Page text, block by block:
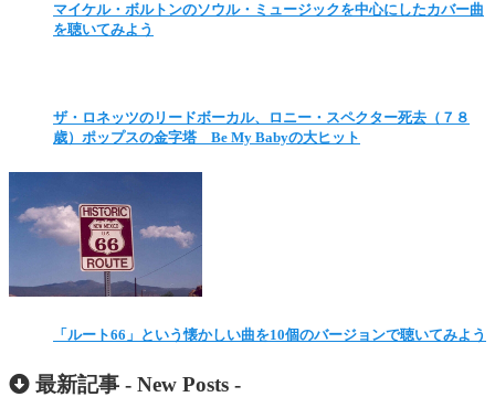
マイケル・ボルトンのソウル・ミュージックを中心にしたカバー曲
を聴いてみよう
ザ・ロネッツのリードボーカル、ロニー・スペクター死去（７８
歳）ポップスの金字塔 Be My Babyの大ヒット
「ルート66」という懐かしい曲を10個のバージョンで聴いてみよう
最新記事 - New Posts -